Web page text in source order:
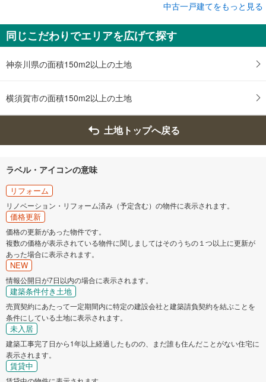
横須賀市光風台
3,180万円
3LDK＋S
土地面積 153.56m
中古一戸建てをもっと見る
同じこだわりでエリアを広げて探す
神奈川県の面積150m2以上の土地
横須賀市の面積150m2以上の土地
土地トップへ戻る
ラベル・アイコンの意味
リフォーム
リノベーション・リフォーム済み（予定含む）の物件に表示されます。
価格更新
価格の更新があった物件です。
複数の価格が表示されている物件に関しましてはそのうちの１つ以上に更新が
あった場合に表示されます。
NEW
情報公開日が7日以内の場合に表示されます。
建築条件付き土地
売買契約にあたって一定期間内に特定の建設会社と建築請負契約を結ぶことを
条件にしている土地に表示されます。
未入居
建築工事完了日から1年以上経過したものの、まだ誰も住んだことがない住宅に
表示されます。
賃貸中